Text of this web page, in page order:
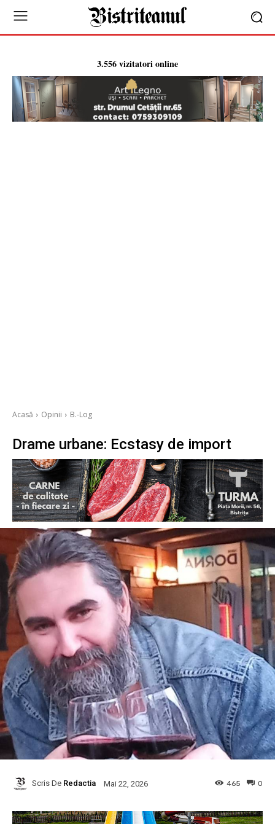
3.556 vizitatori online
Acasă Opinii B.-Log
Drame urbane: Ecstasy de import
Scris De Redactia Mai 22, 2026 0
465